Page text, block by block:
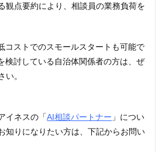
観点要約により、相談員の業務負荷を
コストでのスモールスタートも可能で
検討している自治体関係者の方は、ぜ
い。
イネスの「AI相談パートナー 」につい
知りになりたい方は、下記からお問い